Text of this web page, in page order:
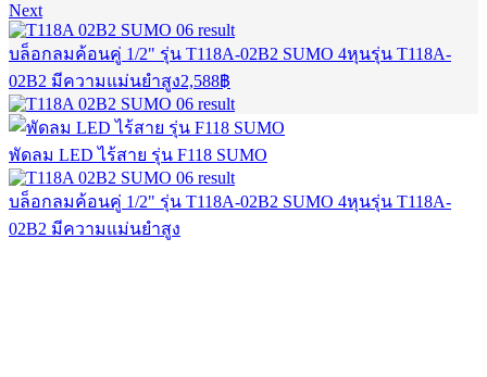
Next
บล็อกลมค้อนคู่ 1/2" รุ่น T118A-02B2 SUMO 4หุนรุ่น T118A-
02B2 มีความแม่นยำสูง2,588฿
พัดลม LED ไร้สาย รุ่น F118 SUMO
บล็อกลมค้อนคู่ 1/2" รุ่น T118A-02B2 SUMO 4หุนรุ่น T118A-
02B2 มีความแม่นยำสูง